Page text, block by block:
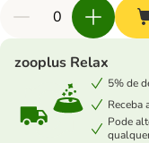
zooplus Relax
5% de
Receba
Pode